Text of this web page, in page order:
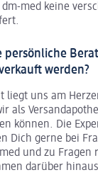
dm-med keine
persönliche
werden?
liegt uns am
als
können. Die
Dich gerne bei
und zu Fragen
darüber